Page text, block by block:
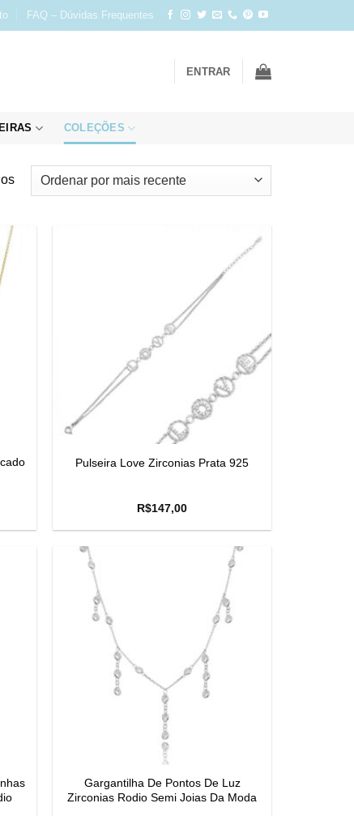
FAQ – Dúvidas Frequentes
ENTRAR
COLEÇÕES
Classificado
por
Pulseira Love Zirconias Prata 925
R$147,00
Gargantilha De Pontos De Luz
Zirconias Rodio Semi Joias Da Moda